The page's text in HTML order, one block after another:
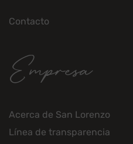
Contacto
Empresa
Acerca de San Lorenzo
Línea de transparencia